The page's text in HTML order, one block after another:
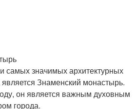
самых значимых архитектурных
Знаменский монастырь.
он является важным духовным
города.